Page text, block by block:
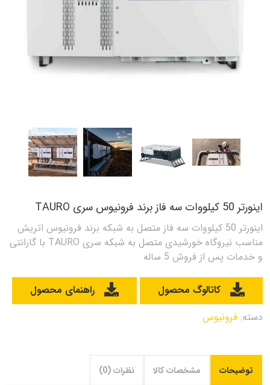
اینورتر 50 کیلووات سه فاز برند فرونیوس سری TAURO
اینورتر 50 کیلووات سه فاز متصل به شبکه برند فرونیوس اتریش
مناسب نیروگاه خورشیدی متصل به شبکه سری TAURO با گارانتی
و خدمات پس از فروش 5 ساله
کاتالوگ محصول
راهنمای محصول
دسته: فرونیوس
توضیحات مشخصات کالا نظرات (0)